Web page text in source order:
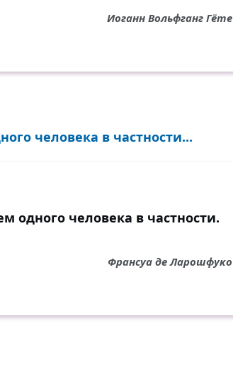
Иоганн Вольфганг Гёте
человека в частности...
одного человека в частности.
Франсуа де Ларошфуко